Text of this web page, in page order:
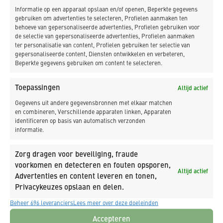
Informatie op een apparaat opslaan en/of openen, Beperkte gegevens
gebruiken om advertenties te selecteren, Profielen aanmaken ten
behoeve van gepersonaliseerde advertenties, Profielen gebruiken voor
de selectie van gepersonaliseerde advertenties, Profielen aanmaken
ter personalisatie van content, Profielen gebruiken ter selectie van
gepersonaliseerde content, Diensten ontwikkelen en verbeteren,
Beperkte gegevens gebruiken om content te selecteren.
Toepassingen Altijd actief
Gegevens uit andere gegevensbronnen met elkaar matchen
en combineren, Verschillende apparaten linken, Apparaten
identificeren op basis van automatisch verzonden
informatie.
Zorg dragen voor beveiliging, fraude
voorkomen en detecteren en fouten opsporen,
Advertenties en content leveren en tonen,
Privacykeuzes opslaan en delen.
Altijd actief
Beheer 696 leveranciers Lees meer over deze doeleinden
Accepteren
Nieuwbouw restaurant en kantoor
Dorpsplein
Callantsoog
Ver- en nieuwbouw hotel en woning
Durgerdam